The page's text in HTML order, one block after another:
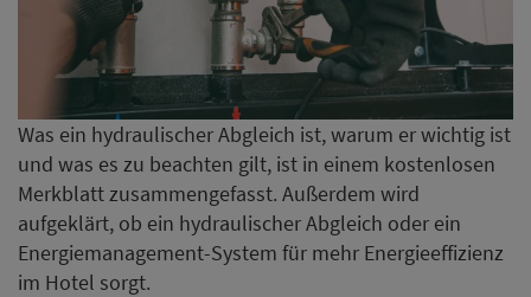
Was ein hydraulischer Abgleich ist, warum er wichtig ist
und was es zu beachten gilt, ist in einem kostenlosen
Merkblatt zusammengefasst. Außerdem wird
aufgeklärt, ob ein hydraulischer Abgleich oder ein
Energiemanagement-System für mehr Energieeffizienz
im Hotel sorgt.